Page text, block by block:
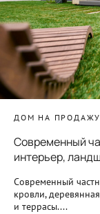
ДОМ НА ПРОДАЖУ
Современный
интерьер,
Современный
кровли,
и террасы....